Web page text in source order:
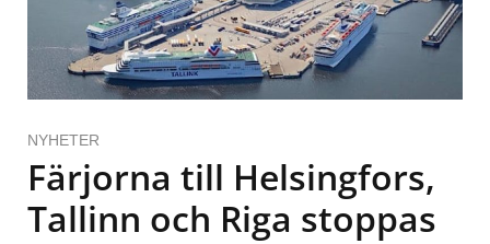
NYHETER
Färjorna till Helsingfors,
Tallinn och Riga stoppas